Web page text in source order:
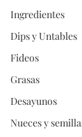
Ingredientes
Dips y Untables
Fideos
Grasas
Desayunos
Nueces y